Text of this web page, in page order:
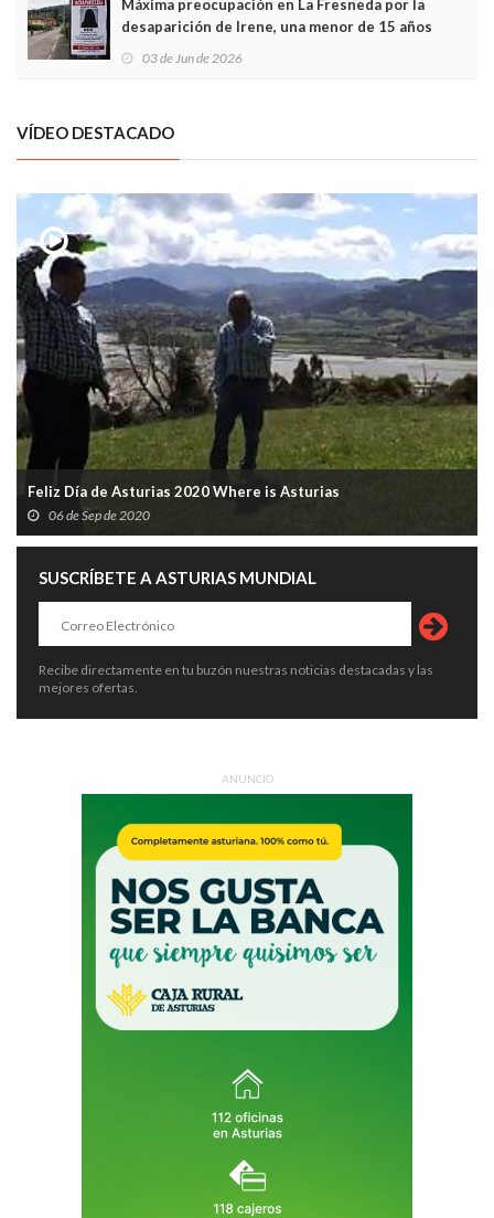
Máxima preocupación en La Fresneda por la
desaparición de Irene, una menor de 15 años
03 de Jun de 2026
VÍDEO DESTACADO
Feliz Día de Asturias 2020 Where is Asturias
06 de Sep de 2020
SUSCRÍBETE A ASTURIAS MUNDIAL
Recibe directamente en tu buzón nuestras noticias destacadas y las
mejores ofertas.
ANUNCIO